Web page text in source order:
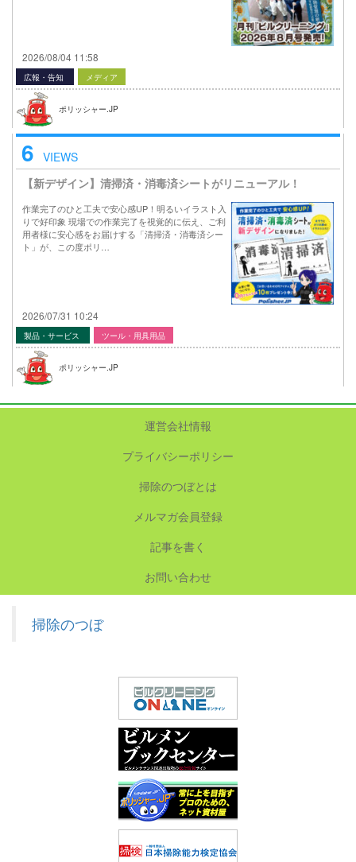
2026/08/04 11:58
広報・告知 メディア
ポリッシャー.JP
6 VIEWS
【新デザイン】清掃済・消毒済シートがリニューアル！
作業完了のひと工夫で安心感UP！明るいイラスト入
りで好印象 現場での作業完了を視覚的に伝え、ご利
用者様に安心感をお届けする「清掃済・消毒済シー
ト」が、この度ポリ…
2026/07/31 10:24
製品・サービス ツール・用具用品
ポリッシャー.JP
運営会社情報
プライバシーポリシー
掃除のつぼとは
メルマガ会員登録
記事を書く
お問い合わせ
掃除のつぼ